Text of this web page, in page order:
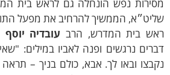
נפש הונחלה גם לראש בית
הממשיך להרחיב את מפעל
בית המדרש, הרבעובדיה יוסף
נרגשים ופנה לאביו במילים: "שאי
ובאו לך. אבא, כולם בניך –